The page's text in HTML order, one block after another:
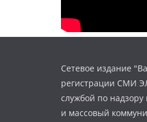
Сетевое издание
регистрации СМИ
службой по
и массовый